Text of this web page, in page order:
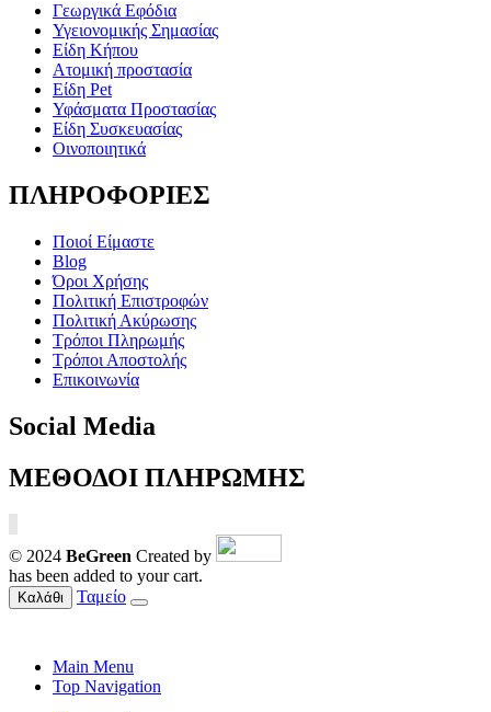
Γεωργικά Εφόδια
Υγειονομικής Σημασίας
Είδη Κήπου
Ατομική προστασία
Είδη Pet
Υφάσματα Προστασίας
Είδη Συσκευασίας
Οινοποιητικά
ΠΛΗΡΟΦΟΡΙΕΣ
Ποιοί Είμαστε
Blog
Όροι Χρήσης
Πολιτική Επιστροφών
Πολιτική Ακύρωσης
Τρόποι Πληρωμής
Τρόποι Αποστολής
Επικοινωνία
Social Media
ΜΕΘΟΔΟΙ ΠΛΗΡΩΜΗΣ
© 2024 BeGreen Created by
has been added to your cart.
Καλάθι Ταμείο
Main Menu
Top Navigation